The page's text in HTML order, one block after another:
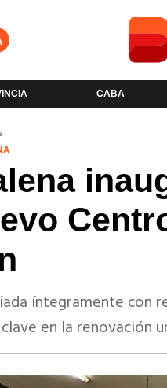
CABA
íntegramente con
en la renovación